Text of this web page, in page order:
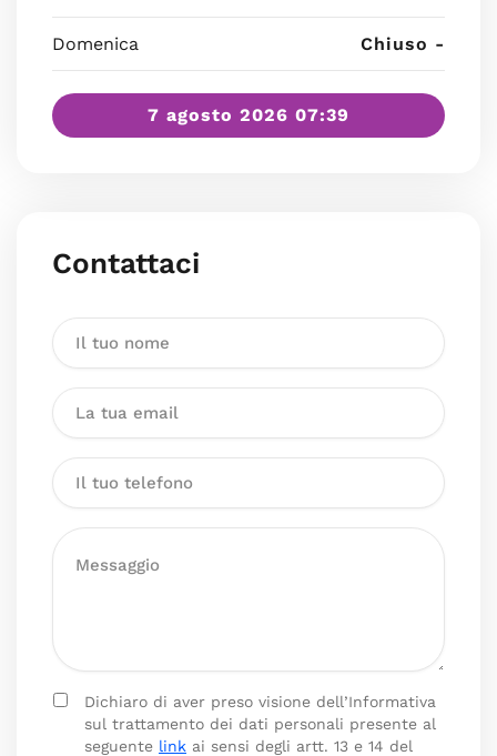
Domenica Chiuso -
7 agosto 2026 07:39
Contattaci
Dichiaro di aver preso visione dell’Informativa
sul trattamento dei dati personali presente al
seguente link ai sensi degli artt. 13 e 14 del